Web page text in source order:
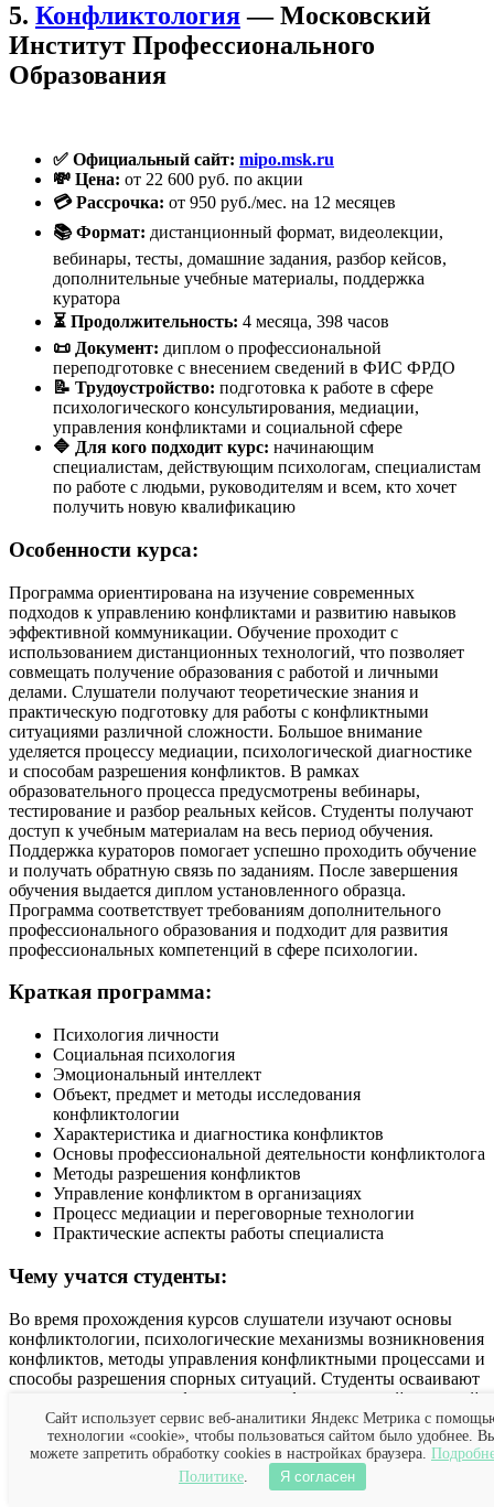
5. Конфликтология— Московский
Институт Профессионального
Образования
✅ Официальный сайт: mipo.msk.ru
💸 Цена: от 22 600 руб. по акции
💳 Рассрочка: от 950 руб./мес. на 12 месяцев
📚 Формат: дистанционный формат, видеолекции,
вебинары, тесты, домашние задания, разбор кейсов,
дополнительные учебные материалы, поддержка
куратора
⏳ Продолжительность: 4 месяца, 398 часов
📜 Документ: диплом о профессиональной
переподготовке с внесением сведений в ФИС ФРДО
📝 Трудоустройство: подготовка к работе в сфере
психологического консультирования, медиации,
управления конфликтами и социальной сфере
🔷 Для кого подходит курс: начинающим
специалистам, действующим психологам, специалистам
по работе с людьми, руководителям и всем, кто хочет
получить новую квалификацию
Особенности курса:
Программа ориентирована на изучение современных
подходов к управлению конфликтами и развитию навыков
эффективной коммуникации. Обучение проходит с
использованием дистанционных технологий, что позволяет
совмещать получение образования с работой и личными
делами. Слушатели получают теоретические знания и
практическую подготовку для работы с конфликтными
ситуациями различной сложности. Большое внимание
уделяется процессу медиации, психологической диагностике
и способам разрешения конфликтов. В рамках
образовательного процесса предусмотрены вебинары,
тестирование и разбор реальных кейсов. Студенты получают
доступ к учебным материалам на весь период обучения.
Поддержка кураторов помогает успешно проходить обучение
и получать обратную связь по заданиям. После завершения
обучения выдается диплом установленного образца.
Программа соответствует требованиям дополнительного
профессионального образования и подходит для развития
профессиональных компетенций в сфере психологии.
Краткая программа:
Психология личности
Социальная психология
Эмоциональный интеллект
Объект, предмет и методы исследования
конфликтологии
Характеристика и диагностика конфликтов
Основы профессиональной деятельности конфликтолога
Методы разрешения конфликтов
Управление конфликтом в организациях
Процесс медиации и переговорные технологии
Практические аспекты работы специалиста
Чему учатся студенты:
Во время прохождения курсов слушатели изучают основы
конфликтологии, психологические механизмы возникновения
конфликтов, методы управления конфликтными процессами и
способы разрешения спорных ситуаций. Студенты осваивают
навык разрешения конфликтов в профессиональной и личной
сфере, учатся проводить диагностику, применять методы
медиации и психологического консультирования. Обучение
помогает освоить навыки эффективного общения, анализа
поведения участников конфликта и выбора оптимальных
Сайт использует сервис веб-аналитики Яндекс Метрика с
технологии «cookie», чтобы пользоваться сайтом было удобнее.
можете запретить обработку cookies в настройках браузера.
Политике. Я согласен